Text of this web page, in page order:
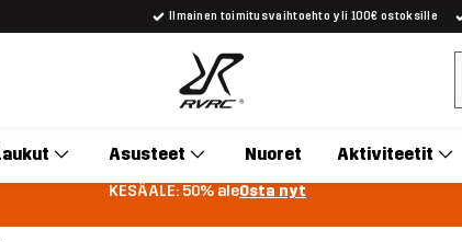
Ilmainen toimitusvaihtoehto yli 100€ ostoksille
Asusteet Nuoret Aktiviteetit
KESÄALE: 50% aleOsta nyt